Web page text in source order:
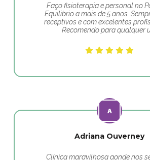
Faço fisioterapia e personal no
Equilibrio a mais de 5 anos.
receptivos e com excelentes
Recomendo para qualquer
Adriana Ouverney
Clínica maravilhosa aonde nos